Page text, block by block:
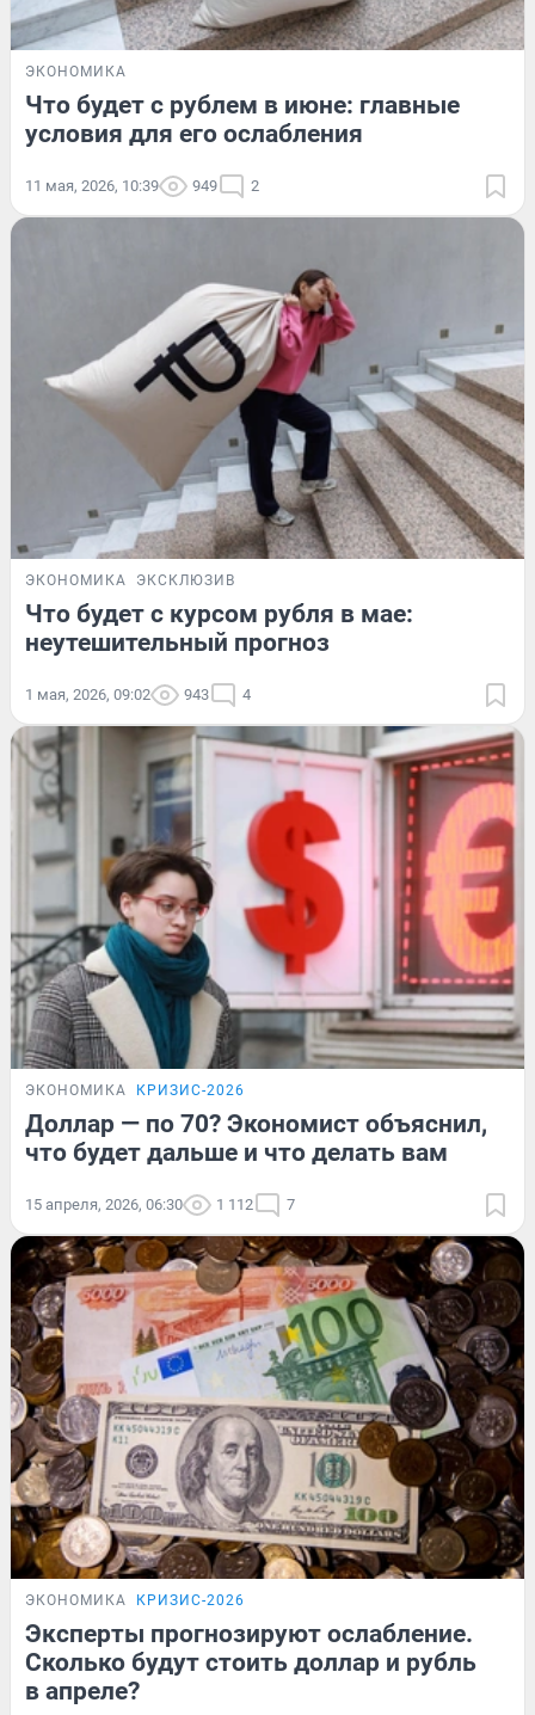
ЭКОНОМИКА
Что будет с рублем в июне: главные
условия для его ослабления
11 мая, 2026, 10:39 949 2
ЭКОНОМИКА ЭКСКЛЮЗИВ
Что будет с курсом рубля в мае:
неутешительный прогноз
1 мая, 2026, 09:02 943 4
ЭКОНОМИКА КРИЗИС-2026
Доллар — по 70? Экономист объяснил,
что будет дальше и что делать вам
15 апреля, 2026, 06:30 1 112 7
ЭКОНОМИКА КРИЗИС-2026
Эксперты прогнозируют ослабление.
Сколько будут стоить доллар и рубль
в апреле?